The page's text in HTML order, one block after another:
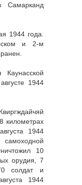
Самарканд
1944 года.
и 2-м
1944
километрах
1944
10
орудия, 7
солдат и
1944